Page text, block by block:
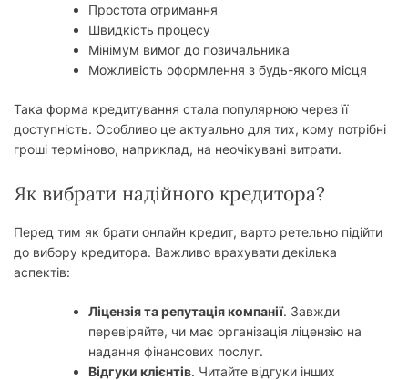
Простота отримання
Швидкість процесу
Мінімум вимог до позичальника
Можливість оформлення з будь-якого місця
Така форма кредитування стала популярною через її
доступність. Особливо це актуально для тих, кому потрібні
гроші терміново, наприклад, на неочікувані витрати.
Як вибрати надійного кредитора?
Перед тим як брати онлайн кредит, варто ретельно підійти
до вибору кредитора. Важливо врахувати декілька
аспектів:
Ліцензія та репутація компанії. Завжди
перевіряйте, чи має організація ліцензію на
надання фінансових послуг.
Відгуки клієнтів. Читайте відгуки інших